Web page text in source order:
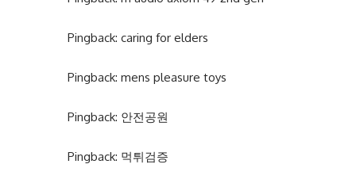
Pingback: caring for elders
Pingback: mens pleasure toys
Pingback: 안전공원
Pingback: 먹튀검증